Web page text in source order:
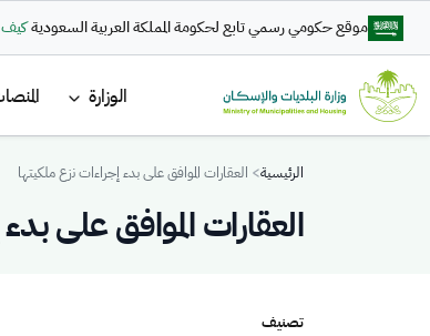
تجاوز إلى المحتوى الرئيسي
موقع حكومي رسمي تابع لحكومة المملكة العربية السعودية
الوزارة
الرئيسية العقارات الموافق على بدء إجراءات نزع ملكيتها
العقارات الموافق على
تصنيف